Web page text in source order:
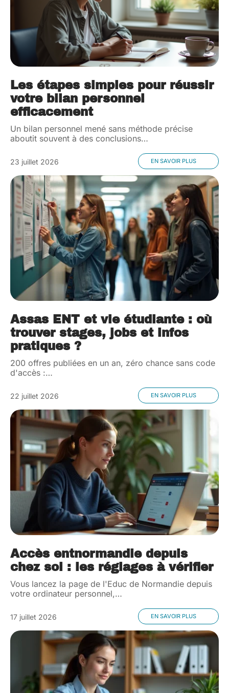
Les étapes simples pour réussir
votre bilan personnel
efficacement
Un bilan personnel mené sans méthode précise
aboutit souvent à des conclusions…
23 juillet 2026 EN SAVOIR PLUS
Assas ENT et vie étudiante : où
trouver stages, jobs et infos
pratiques ?
200 offres publiées en un an, zéro chance sans code
d'accès :…
22 juillet 2026 EN SAVOIR PLUS
Accès entnormandie depuis
chez soi : les réglages à vérifier
Vous lancez la page de l'Educ de Normandie depuis
votre ordinateur personnel,…
17 juillet 2026 EN SAVOIR PLUS